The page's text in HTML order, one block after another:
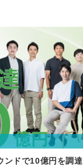
ンドで10億円を調